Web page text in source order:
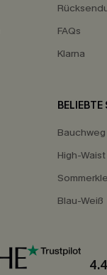
FAQs
Klarna
BELIEBTE
Bauchweg
High-Waist
Blau-Weiß
4.4